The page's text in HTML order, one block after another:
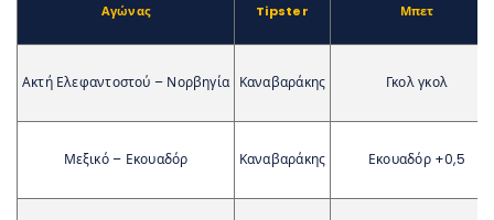
Αγώνας Tipster Μπετ
Ακτή Ελεφαντοστού – Νορβηγία Καναβαράκης Γκολ γκολ
Μεξικό – Εκουαδόρ Καναβαράκης Εκουαδόρ +0,5